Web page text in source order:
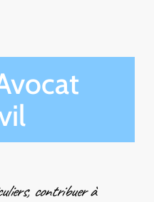
contribuer à